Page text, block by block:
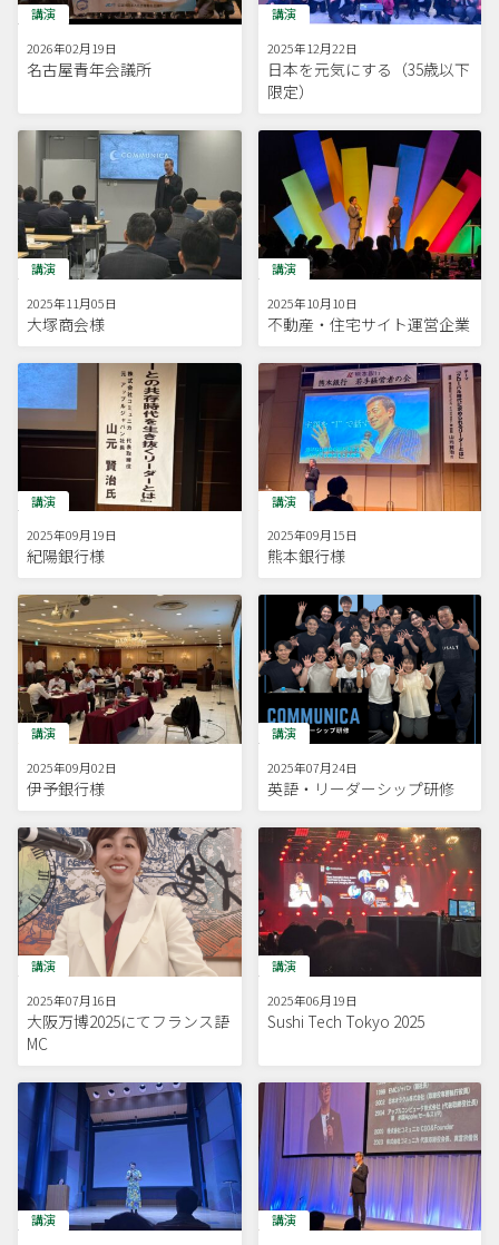
講演
2026年02月19日
名古屋青年会議所
講演
2025年12月22日
日本を元気にする（35歳以下
限定）
講演
2025年11月05日
大塚商会様
講演
2025年10月10日
不動産・住宅サイト運営企業
講演
2025年09月19日
紀陽銀行様
講演
2025年09月15日
熊本銀行様
講演
2025年09月02日
伊予銀行様
講演
2025年07月24日
英語・リーダーシップ研修
講演
2025年07月16日
大阪万博2025にてフランス語
MC
講演
2025年06月19日
Sushi Tech Tokyo 2025
講演 講演